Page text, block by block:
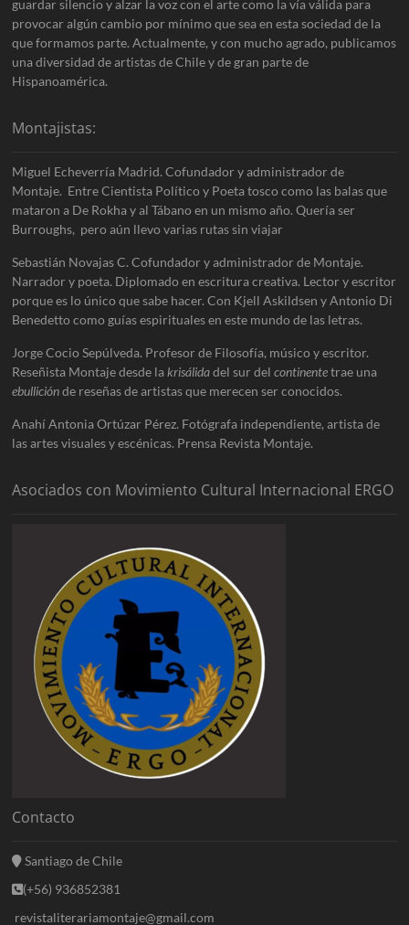
guardar silencio y alzar la voz con el arte como la vía válida para
provocar algún cambio por mínimo que sea en esta sociedad de la
que formamos parte. Actualmente, y con mucho agrado, publicamos
una diversidad de artistas de Chile y de gran parte de
Hispanoamérica.
Montajistas:
Miguel Echeverría Madrid. Cofundador y administrador de
Montaje. Entre Cientista Político y Poeta tosco como las balas que
mataron a De Rokha y al Tábano en un mismo año. Quería ser
Burroughs, pero aún llevo varias rutas sin viajar
Sebastián Novajas C. Cofundador y administrador de Montaje.
Narrador y poeta. Diplomado en escritura creativa. Lector y escritor
porque es lo único que sabe hacer. Con Kjell Askildsen y Antonio Di
Benedetto como guías espirituales en este mundo de las letras.
Jorge Cocio Sepúlveda. Profesor de Filosofía, músico y escritor.
Reseñista Montaje desde lakrisálidadel sur delcontinentetrae una
ebulliciónde reseñas de artistas que merecen ser conocidos.
Anahí Antonia Ortúzar Pérez. Fotógrafa independiente, artista de
las artes visuales y escénicas. Prensa Revista Montaje.
Asociados con Movimiento Cultural Internacional ERGO
Contacto
Santiago de Chile
(+56) 936852381
revistaliterariamontaje@gmail.com